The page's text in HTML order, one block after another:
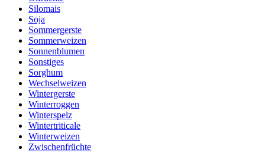
Silomais
Soja
Sommergerste
Sommerweizen
Sonnenblumen
Sonstiges
Sorghum
Wechselweizen
Wintergerste
Winterroggen
Winterspelz
Wintertriticale
Winterweizen
Zwischenfrüchte